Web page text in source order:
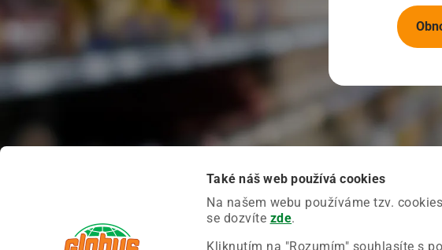
Také náš web používá cookies
Na našem webu používáme tzv.
se dozvíte zde.
Kliknutím na "Rozumím" souhlasíte s